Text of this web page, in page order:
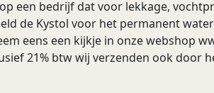
een bedrijf dat voor lekkage,
de Kystol voor het permanent
eens een kijkje in onze webshop
21% btw wij verzenden ook door